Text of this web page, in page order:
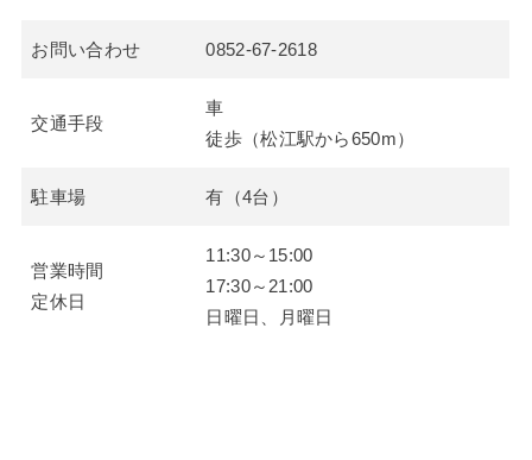
お問い合わせ 0852-67-2618
交通手段
車
徒歩（松江駅から650m）
駐車場 有（4台）
営業時間
定休日
11:30～15:00
17:30～21:00
日曜日、月曜日